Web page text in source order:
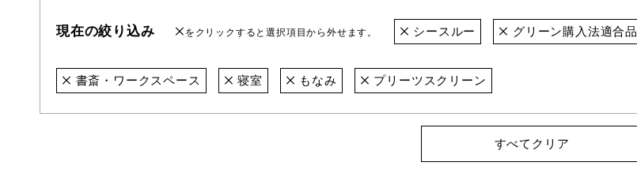
現在の絞り込み をクリックすると選択項目から外せます。 シースルー グリーン購入法適合品
書斎・ワークスペース 寝室 もなみ プリーツスクリーン
すべてクリア